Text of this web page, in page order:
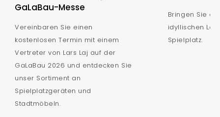
GaLaBau-Messe
Vereinbaren Sie einen
kostenlosen Termin mit einem
Vertreter von Lars Laj auf der
GaLaBau 2026 und entdecken Sie
unser Sortiment an
Spielplatzgeräten und
Stadtmöbeln.
Bringen Sie
idyllischen
Spielplatz.